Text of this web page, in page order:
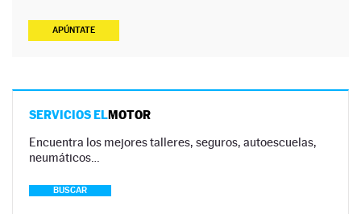
APÚNTATE
SERVICIOS ELMOTOR
Encuentra los mejores talleres, seguros, autoescuelas,
neumáticos…
BUSCAR